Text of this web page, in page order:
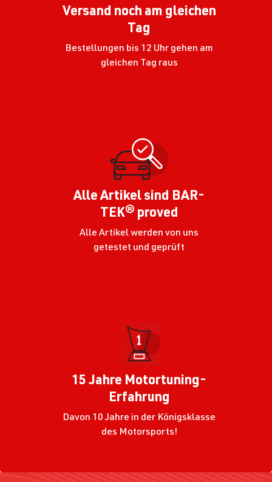
Versand noch am gleichen
Tag
Bestellungen bis 12 Uhr gehen am
gleichen Tag raus
Alle Artikel sind BAR-
TEK® proved
Alle Artikel werden von uns
getestet und geprüft
15 Jahre Motortuning-
Erfahrung
Davon 10 Jahre in der Königsklasse
des Motorsports!